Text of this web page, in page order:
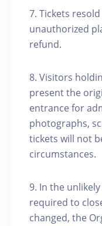
7.⁠ ⁠Tickets
unauthorized
refund.
8. Visitors
present the
entrance for
photographs,
tickets will not
circumstances.
9. In the
required to
changed, the